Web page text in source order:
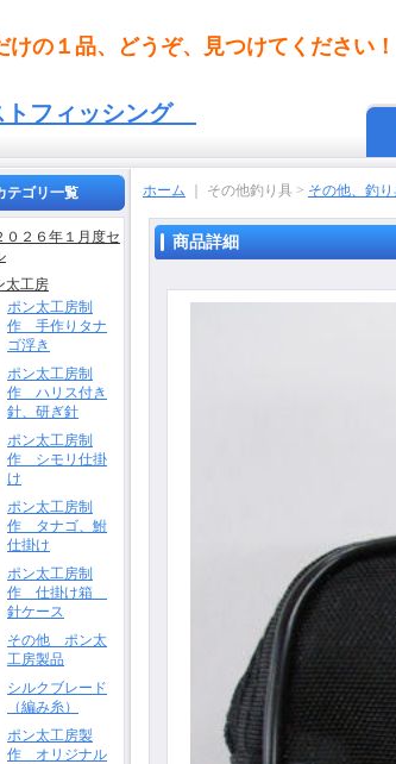
けの１品、どうぞ、見つけてください！
トフィッシング
テゴリ一覧
０２６年１月度セ
太工房
ポン太工房制
作 手作りタナ
ゴ浮き
ポン太工房制
作 ハリス付き
針、研ぎ針
ポン太工房制
作 シモリ仕掛
け
ポン太工房制
作 タナゴ、鮒
仕掛け
ポン太工房制
作 仕掛け箱
針ケース
その他 ポン太
工房製品
シルクブレード
（編み糸）
ポン太工房製
作 オリジナル
ホーム ｜ その他釣り具 > その他、釣
商品詳細